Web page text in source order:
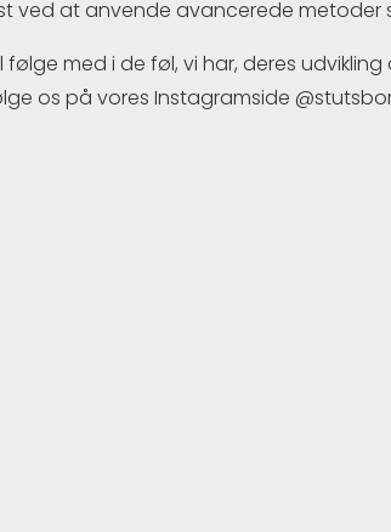
ved at anvende avancerede metoder
følge med i de føl, vi har, deres
os på vores Instagramside